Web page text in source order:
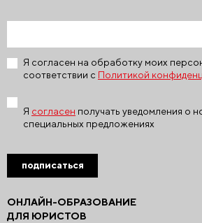
ОНЛАЙН-ОБРАЗОВАНИЕ
ДЛЯ ЮРИСТОВ
Я согласен на обработку моих
соответствии с Политикой
Я согласен получать уведомления о
специальных предложениях
подписаться